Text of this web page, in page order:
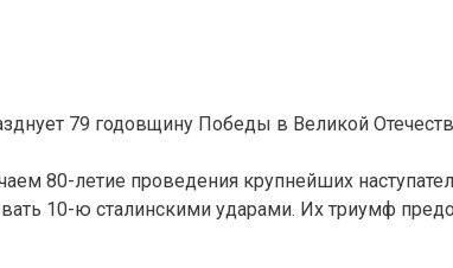
79 годовщину Победы в Великой
80-летие проведения крупнейших
10-ю сталинскими ударами. Их триумф